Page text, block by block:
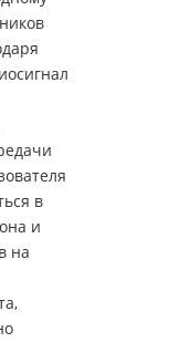
в
и
на